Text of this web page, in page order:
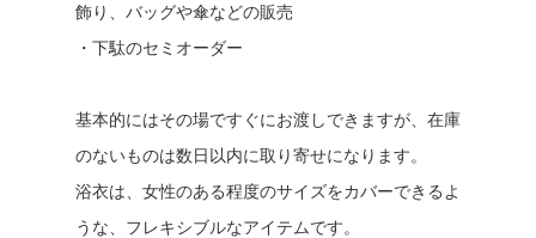
飾り、バッグや傘などの販売
・下駄のセミオーダー
基本的にはその場ですぐにお渡しできますが、在庫
のないものは数日以内に取り寄せになります。
浴衣は、女性のある程度のサイズをカバーできるよ
うな、フレキシブルなアイテムです。